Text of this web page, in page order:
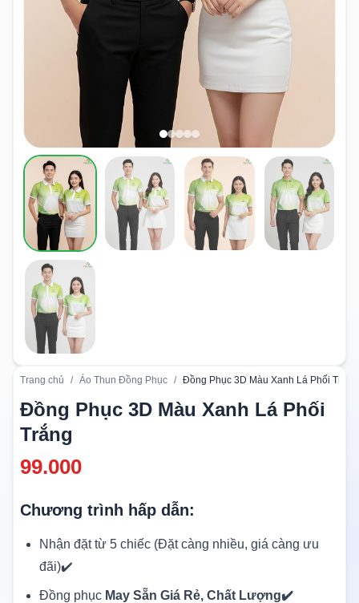
Trang chủ / Áo Thun Đồng Phục / Đồng Phục 3D Màu Xanh Lá Phối Trắng
Đồng Phục 3D Màu Xanh Lá Phối
Trắng
99.000
Chương trình hấp dẫn:
Nhận đặt từ 5 chiếc (Đặt càng nhiều, giá càng ưu
đãi)✔️
Đồng phục May Sẵn Giá Rẻ, Chất Lượng✔️